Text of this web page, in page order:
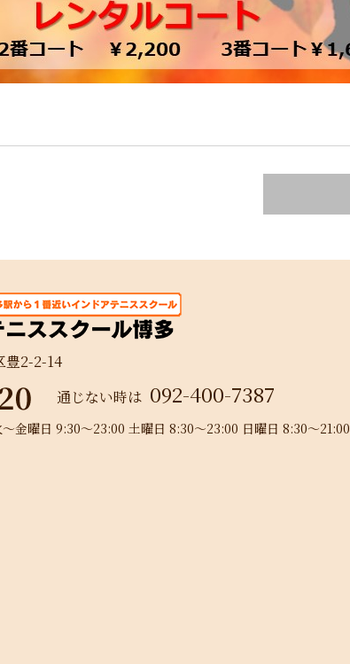
豊2-2-14
通じない時は 092-400-7387
金曜日 9:30～23:00 土曜日 8:30～23:00 日曜日 8:30～21:00